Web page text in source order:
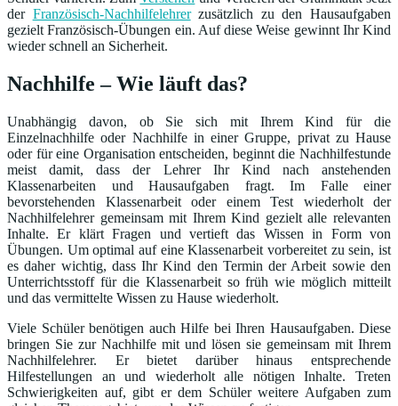
der Französisch-Nachhilfelehrerzusätzlich zu den Hausaufgaben
gezielt Französisch-Übungen ein. Auf diese Weise gewinnt Ihr Kind
wieder schnell an Sicherheit.
Nachhilfe – Wie läuft das?
Unabhängig davon, ob Sie sich mit Ihrem Kind für die
Einzelnachhilfe oder Nachhilfe in einer Gruppe, privat zu Hause
oder für eine Organisation entscheiden, beginnt die Nachhilfestunde
meist damit, dass der Lehrer Ihr Kind nach anstehenden
Klassenarbeiten und Hausaufgaben fragt. Im Falle einer
bevorstehenden Klassenarbeit oder einem Test wiederholt der
Nachhilfelehrer gemeinsam mit Ihrem Kind gezielt alle relevanten
Inhalte. Er klärt Fragen und vertieft das Wissen in Form von
Übungen. Um optimal auf eine Klassenarbeit vorbereitet zu sein, ist
es daher wichtig, dass Ihr Kind den Termin der Arbeit sowie den
Unterrichtsstoff für die Klassenarbeit so früh wie möglich mitteilt
und das vermittelte Wissen zu Hause wiederholt.
Viele Schüler benötigen auch Hilfe bei Ihren Hausaufgaben. Diese
bringen Sie zur Nachhilfe mit und lösen sie gemeinsam mit Ihrem
Nachhilfelehrer. Er bietet darüber hinaus entsprechende
Hilfestellungen an und wiederholt alle nötigen Inhalte. Treten
Schwierigkeiten auf, gibt er dem Schüler weitere Aufgaben zum